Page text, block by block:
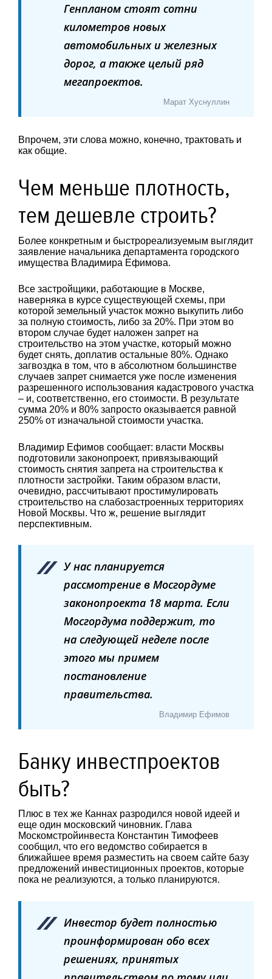
Генпланом стоят сотни
километров новых
автомобильных и железных
дорог, а также целый ряд
мегапроектов.
Марат Хуснуллин
Впрочем, эти слова можно, конечно, трактовать и
как общие.
Чем меньше плотность,
тем дешевле строить?
Более конкретным и быстрореализуемым выглядит
заявление начальника департамента городского
имущества Владимира Ефимова.
Все застройщики, работающие в Москве,
наверняка в курсе существующей схемы, при
которой земельный участок можно выкупить либо
за полную стоимость, либо за 20%. При этом во
втором случае будет наложен запрет на
строительство на этом участке, который можно
будет снять, доплатив остальные 80%. Однако
загвоздка в том, что в абсолютном большинстве
случаев запрет снимается уже после изменения
разрешенного использования кадастрового участка
– и, соответственно, его стоимости. В результате
сумма 20% и 80% запросто оказывается равной
250% от изначальной стоимости участка.
Владимир Ефимов сообщает: власти Москвы
подготовили законопроект, привязывающий
стоимость снятия запрета на строительства к
плотности застройки. Таким образом власти,
очевидно, рассчитывают простимулировать
строительство на слабозастроенных территориях
Новой Москвы. Что ж, решение выглядит
перспективным.
У нас планируется
рассмотрение в Мосгордуме
законопроекта 18 марта. Если
Мосгордума поддержит, то
на следующей неделе после
этого мы примем
постановление
правительства.
Владимир Ефимов
Банку инвестпроектов
быть?
Плюс в тех же Каннах разродился новой идеей и
еще один московский чиновник. Глава
Москомстройинвеста Константин Тимофеев
сообщил, что его ведомство собирается в
ближайшее время разместить на своем сайте базу
предложений инвестиционных проектов, которые
пока не реализуются, а только планируются.
Инвестор будет полностью
проинформирован обо всех
решениях, принятых